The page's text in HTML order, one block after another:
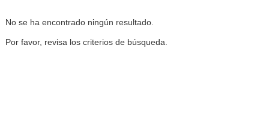
No se ha encontrado ningún resultado.
Por favor, revisa los criterios de búsqueda.